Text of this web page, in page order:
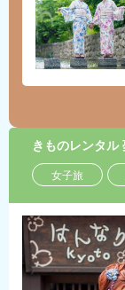
きものレンタル
女子旅